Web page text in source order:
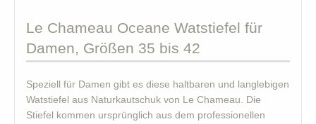
Le Chameau Oceane Watstiefel für
Damen, Größen 35 bis 42
Speziell für Damen gibt es diese haltbaren und langlebigen
Watstiefel aus Naturkautschuk von Le Chameau. Die
Stiefel kommen ursprünglich aus dem professionellen